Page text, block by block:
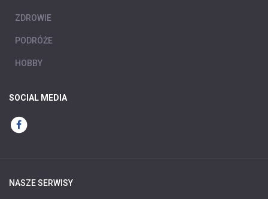
ZDROWIE
PODRÓŻE
HOBBY
SOCIAL MEDIA
NASZE SERWISY